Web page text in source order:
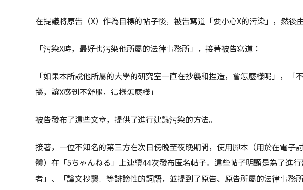
在提議將原告（X）作為目標的帖子後，被告寫道「要小心X的污染」，然後
「污染X時，最好也污染他所屬的法律事務所」，接著被告寫道：
「如果本所說他所屬的大學的研究室一直在抄襲和捏造，會怎麼樣呢」，「
擾，讓X感到不舒服，這樣怎麼樣」
被告發布了這些文章，提供了進行建議污染的方法。
接著，一位不知名的第三方在次日傍晚至夜晚期間，使用腳本（用於在電子
體）在「5ちゃんねる」上連續44次發布匿名帖子。這些帖子明顯是為了進
者」、「論文抄襲」等誹謗性的詞語，並提到了原告、原告所屬的法律事務